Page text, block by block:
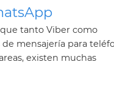
tanto Viber como
mensajería para
existen muchas